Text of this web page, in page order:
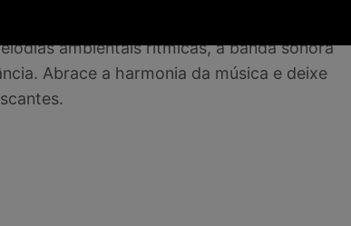
ambientais rítmicas, a banda sonora
Abrace a harmonia da música e deixe